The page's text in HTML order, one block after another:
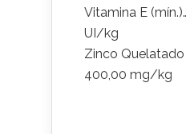
Vitamina E
UI/kg
Zinco Quelatado
400,00 mg/kg